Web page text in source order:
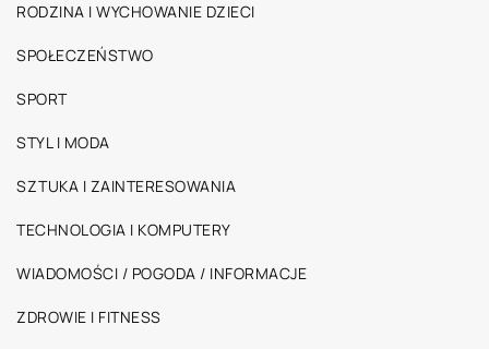
RODZINA I WYCHOWANIE DZIECI
SPOŁECZEŃSTWO
SPORT
STYL I MODA
SZTUKA I ZAINTERESOWANIA
TECHNOLOGIA I KOMPUTERY
WIADOMOŚCI / POGODA / INFORMACJE
ZDROWIE I FITNESS